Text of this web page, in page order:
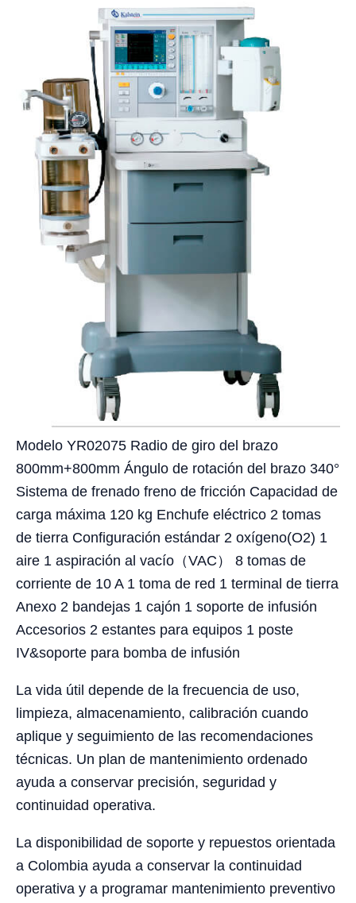
Modelo YR02075 Radio de giro del brazo
800mm+800mm Ángulo de rotación del brazo 340°
Sistema de frenado freno de fricción Capacidad de
carga máxima 120 kg Enchufe eléctrico 2 tomas
de tierra Configuración estándar 2 oxígeno(O2) 1
aire 1 aspiración al vacío（VAC） 8 tomas de
corriente de 10 A 1 toma de red 1 terminal de tierra
Anexo 2 bandejas 1 cajón 1 soporte de infusión
Accesorios 2 estantes para equipos 1 poste
IV&soporte para bomba de infusión
La vida útil depende de la frecuencia de uso,
limpieza, almacenamiento, calibración cuando
aplique y seguimiento de las recomendaciones
técnicas. Un plan de mantenimiento ordenado
ayuda a conservar precisión, seguridad y
continuidad operativa.
La disponibilidad de soporte y repuestos orientada
a Colombia ayuda a conservar la continuidad
operativa y a programar mantenimiento preventivo